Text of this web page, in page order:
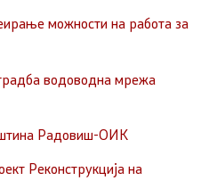
можности на работа за
водоводна мрежа
Радовиш-ОИК
Реконструкција на